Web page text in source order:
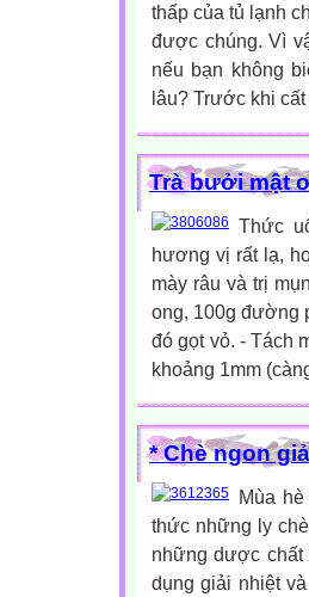
thấp của tủ lạnh
được chúng. Vì
nếu bạn không
lâu? Trước khi
Trà bưởi mật
Thức
hương vị rất lạ,
mày râu và trị
ong, 100g đường
đó gọt vỏ. - Tách
khoảng 1mm
* Chè ngon
Mùa
thức những ly
những dược
dụng giải nhiệt